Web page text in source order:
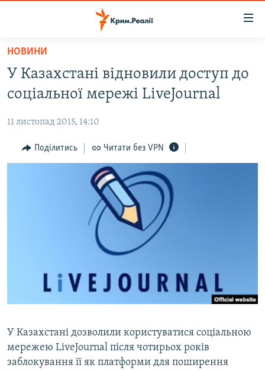
Перейти
основного
матеріалу
до
навігації
Перейти
ПОЛІТИКА
БЛОГИ
ВІДЕОУРОКИ «ELIFBE»
ЯК ОБІЙТИ БЛОКУВАННЯ
Русский
Qırımtatar
НОВИНИ
У Казахстані відновили доступ до
соціальної мережі LiveJournal
11 листопад 2015, 14:10
Поділитись Читати без VPN
У Казахстані дозволили користуватися соціальною
мережею LiveJournal після чотирьох років
заблокування її як платформи для поширення